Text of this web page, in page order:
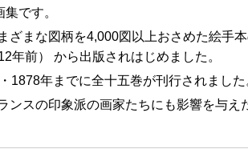
です。
ざまな図柄を4,000図以上おさめた絵手
年前） から出版されはじめました。
1878年までに全十五巻が刊行されました
ンスの印象派の画家たちにも影響を与え